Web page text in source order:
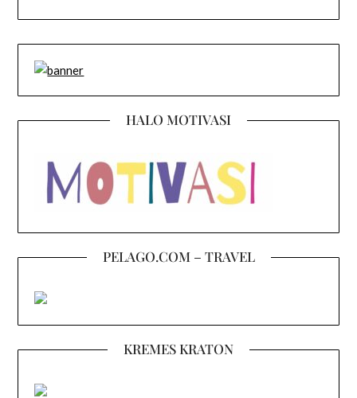
HALO MOTIVASI
PELAGO.COM – TRAVEL
KREMES KRATON